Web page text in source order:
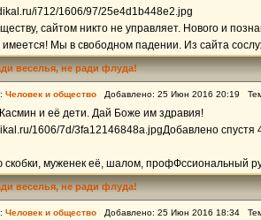
i712/1606/97/25e4d1b448e2.jpg
сайтом никто не управляет. Нового и
имеется! Мы в свободном падении. Из сайта
веселья, не ради флуда!
Человек и общество Добавлено: 25 Июн 2016 20:19
и её дети. Дай Боже им здравия!
1606/7d/3fa12146848a.jpgДобавлено спустя
скобки, муженек её, шалом, профФссиональный
веселья, не ради флуда!
Человек и общество Добавлено: 25 Июн 2016 18:34